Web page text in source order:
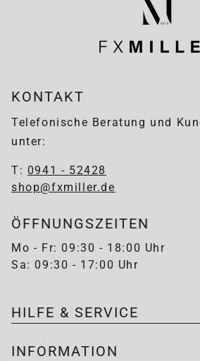
KONTAKT
Telefonische Beratung und
unter:
T: 0941 - 52428
shop@fxmiller.de
ÖFFNUNGSZEITEN
Mo - Fr: 09:30 - 18:00 Uhr
Sa: 09:30 - 17:00 Uhr
HILFE & SERVICE
INFORMATION